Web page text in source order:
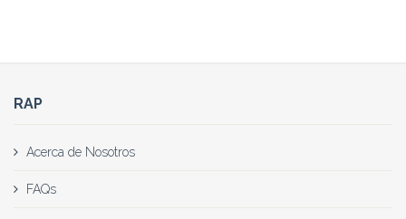
RAP
Acerca de Nosotros
FAQs